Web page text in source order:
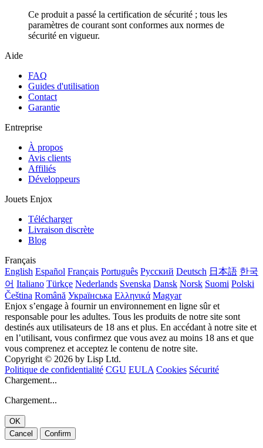
Ce produit a passé la certification de sécurité ; tous les
paramètres de courant sont conformes aux normes de
sécurité en vigueur.
Aide
FAQ
Guides d'utilisation
Contact
Garantie
Entreprise
À propos
Avis clients
Affiliés
Développeurs
Jouets Enjox
Télécharger
Livraison discrète
Blog
Français
English Español Français Português Русский Deutsch 日本語 한국
어 Italiano Türkçe Nederlands Svenska Dansk Norsk Suomi Polski
Čeština Română Українська Ελληνικά Magyar
Enjox s’engage à fournir un environnement en ligne sûr et
responsable pour les adultes. Tous les produits de notre site sont
destinés aux utilisateurs de 18 ans et plus. En accédant à notre site et
en l’utilisant, vous confirmez que vous avez au moins 18 ans et que
vous comprenez et acceptez le contenu de notre site.
Copyright © 2026 by Lisp Ltd.
Politique de confidentialité CGU EULA Cookies Sécurité
Chargement...
Chargement...
OK
Cancel
Confirm